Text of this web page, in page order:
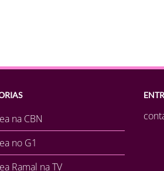
na CBN
no G1
Ramal na TV